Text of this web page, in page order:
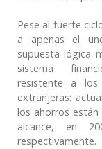
Pese al fuerte
a apenas el
supuesta lógica
sistema
resistente a los
extranjeras:
los ahorros están
alcance, en
respectivamente.